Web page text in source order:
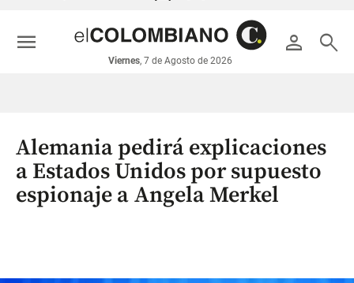
económicos
Colombia
person search
Viernes, 7 de Agosto de 2026
menu
Alemania pedirá explicaciones
a Estados Unidos por supuesto
espionaje a Angela Merkel